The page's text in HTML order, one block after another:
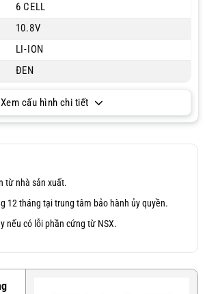
6 CELL
10.8V
LI-ION
ĐEN
Xem cấu hình chi tiết
từ nhà sản xuất.
12 tháng tại trung tâm bảo hành ủy quyền.
nếu có lỗi phần cứng từ NSX.